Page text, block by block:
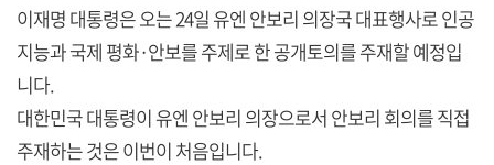
이재명 대통령은 오는 24일 유엔 안보리 의장국 대표행사로 인공
지능과 국제 평화·안보를 주제로 한 공개토의를 주재할 예정입
니다.
대한민국 대통령이 유엔 안보리 의장으로서 안보리 회의를 직접
주재하는 것은 이번이 처음입니다.